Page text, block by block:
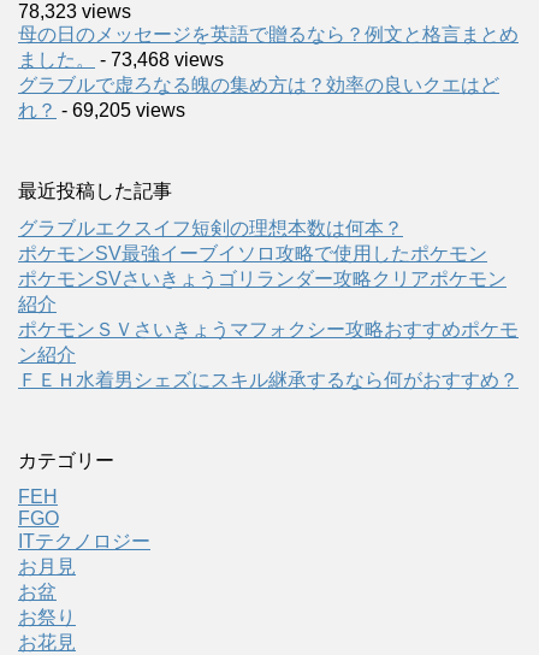
78,323 views
母の日のメッセージを英語で贈るなら？例文と格言まとめ
ました。
- 73,468 views
グラブルで虚ろなる魄の集め方は？効率の良いクエはど
れ？ - 69,205 views
最近投稿した記事
グラブルエクスイフ短剣の理想本数は何本？
ポケモンSV最強イーブイソロ攻略で使用したポケモン
ポケモンSVさいきょうゴリランダー攻略クリアポケモン
紹介
ポケモンＳＶさいきょうマフォクシー攻略おすすめポケモ
ン紹介
ＦＥＨ水着男シェズにスキル継承するなら何がおすすめ？
カテゴリー
FEH
FGO
ITテクノロジー
お月見
お盆
お祭り
お花見